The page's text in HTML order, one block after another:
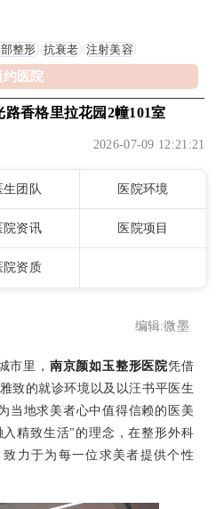
整形 抗衰老 注射美容
约医院
香格里拉花园2幢101室
2026-07-09 12:21:21
生团队 医院环境
院资讯 医院项目
院资质
编辑:微墨
市里， 南京颜如玉整形医院凭借
致的就诊环境以及以汪书平医生
当地求美者心中值得信赖的医美
精致生活"的理念，在整形外科
力于为每一位求美者提供个性